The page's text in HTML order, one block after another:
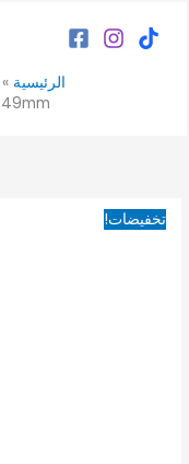
الرئيسية
تخفيضات!
الأصلي
80EGP.
Nike